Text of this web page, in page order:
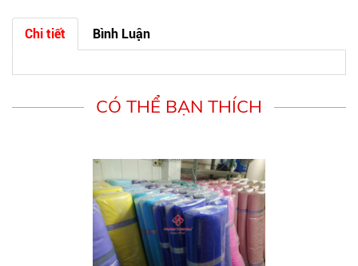
Chi tiết Bình Luận
CÓ THỂ BẠN THÍCH